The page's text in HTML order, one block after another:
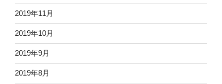
2019年11月
2019年10月
2019年9月
2019年8月